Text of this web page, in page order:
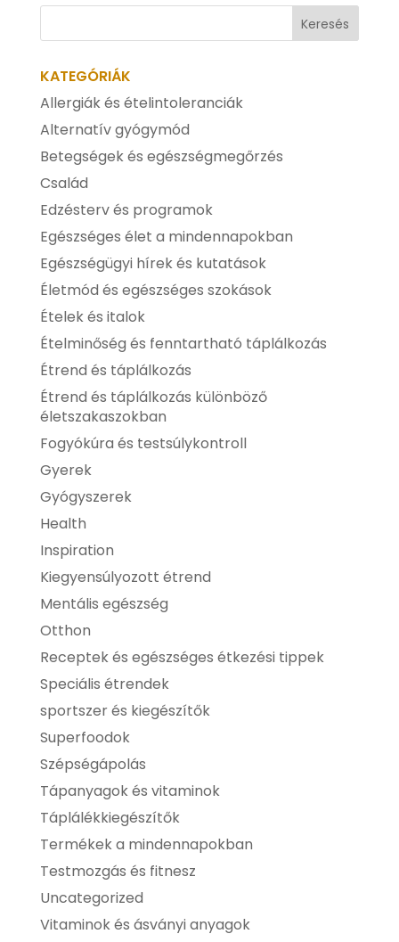
KATEGÓRIÁK
Allergiák és ételintoleranciák
Alternatív gyógymód
Betegségek és egészségmegőrzés
Család
Edzésterv és programok
Egészséges élet a mindennapokban
Egészségügyi hírek és kutatások
Életmód és egészséges szokások
Ételek és italok
Ételminőség és fenntartható táplálkozás
Étrend és táplálkozás
Étrend és táplálkozás különböző
életszakaszokban
Fogyókúra és testsúlykontroll
Gyerek
Gyógyszerek
Health
Inspiration
Kiegyensúlyozott étrend
Mentális egészség
Otthon
Receptek és egészséges étkezési tippek
Speciális étrendek
sportszer és kiegészítők
Superfoodok
Szépségápolás
Tápanyagok és vitaminok
Táplálékkiegészítők
Termékek a mindennapokban
Testmozgás és fitnesz
Uncategorized
Vitaminok és ásványi anyagok